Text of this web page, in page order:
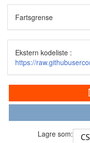
Fartsgrense
Ekstern kodeliste :
https://
Lagre som: